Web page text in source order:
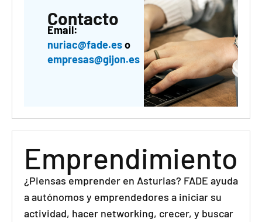
Contacto
Email:
nuriac@fade.eso
empresas@gijon.es
Emprendimiento
¿Piensas emprender en Asturias? FADE ayuda
a autónomos y emprendedores a iniciar su
actividad, hacer networking, crecer, y buscar